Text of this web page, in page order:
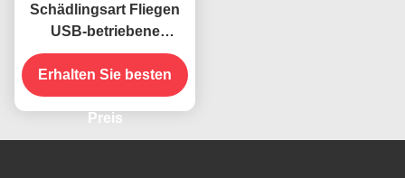
Schädlingsart Fliegen
USB-betriebene
Klapphals hängende
Insekten
Abwehrventilator für
Tische
Erhalten Sie besten
Preis